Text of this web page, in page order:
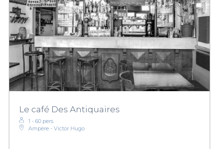
Le café Des Antiquaires
1 - 60 pers.
Ampère - Victor Hugo